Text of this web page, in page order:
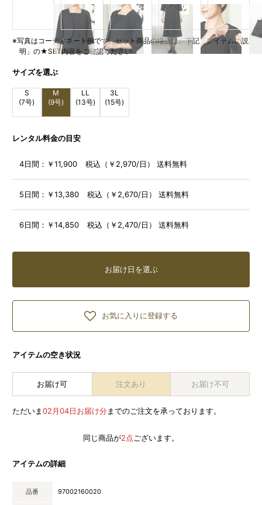
※写真はコーディネート例です。セット商品の場合は、下記「アイテムの説
明」の★SET内容をご確認ください
サイズを選ぶ
S
(7号)
M
(9号)
LL
(13号)
3L
(15号)
レンタル料金の目安
4日間： ￥11,900 税込（￥2,970/日） 送料無料
5日間： ￥13,380 税込（￥2,670/日） 送料無料
6日間： ￥14,850 税込（￥2,470/日） 送料無料
お届け日を選ぶ
お気に入りに登録する
アイテムの空き状況
お届け可 注文あり お届け不可
ただいま02月04日お届け分までのご注文を承っております。
同じ商品が2点 ございます。
アイテムの詳細
品番 97002160020